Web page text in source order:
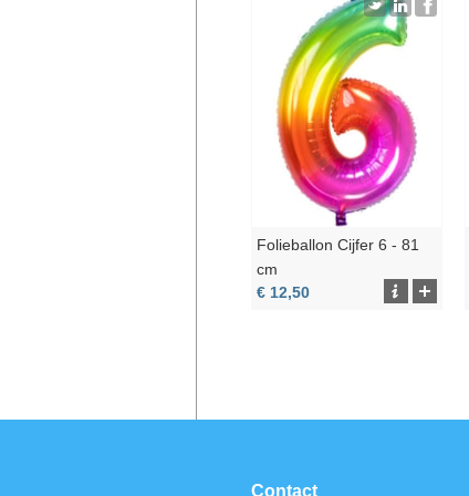
Folieballon Cijfer 6 - 81
cm
€ 12,50
Contact